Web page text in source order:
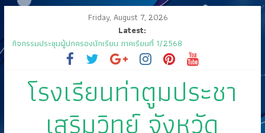
Friday, August 7, 2026
Latest:
กิจกรรมประชุมผู้ปกครองนักเรียน ภาคเรียนที่ 1/2568
ส่งเสด็จสู่ฟากฟ้าสุราลัย
ขอเชิญร่วมงานแสดงมุทิตาจิต คุณครูสมพงษ์ โสมสุข
กิจกรรมการประกวดแข่งขัน เนื่องในกิจกรรม “วันสุนทรภู่ สู่วันภาษาไทย”
ประจำปีการศึกษา ๒๕๖๘
🤍💚 ขอเรียนเชิญนักเรียนเข้าร่วมพิธีวันไหว้ครู “ไหว้ครู บูชาคุณ” ประจำวันที่
๑๒ มิถุนายน ปี ๒๕๖๘
โรงเรียนท่าตูมประชา
เสริมวิทย์ จังหวัด